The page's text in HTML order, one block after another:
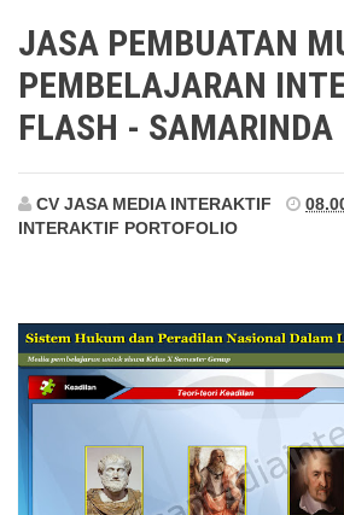
JASA PEMBUATAN
PEMBELAJARAN
FLASH - SAMARINDA
CV JASA MEDIA INTERAKTIF
INTERAKTIF PORTOFOLIO